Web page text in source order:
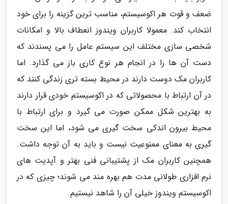
ضعف و قوت هر اکوسیستم، مناسب ترین گزینه را برای خود
انتخاب کند. معمولا کاربران ویندوز انعطاف بالا و امکانات
شخصی سازی مختلف این سیستم عامل را می پسندند که
دست آن ها را در انجام هر نوع کاری باز می گذارد. اما
کاربران مک دوست دارند در محیط بسته تری زندگی کنند که
در آن ارتباط با محصولاتی که در اکوسیستم خودی قرار دارند
به بهترین شکل ممکن صورت می گیرد و برای ارتباط با
محیط بیرون اندکی سخت گیری می شود، اما این سخت
گیری به معنای ممنوعیت نیست و باید به آن توجه داشت.
همچنین کاربران مک از پشتیبانی فنی بهتر و آپدیت های
نرم افزاری طولانی مدت هم بهره مند می شوند؛ چیزی که در
اکوسیستم ویندوز خیلی آن را شاهد نیستیم.